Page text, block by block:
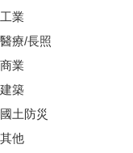
工業
醫療/長照
商業
建築
國土防災
其他